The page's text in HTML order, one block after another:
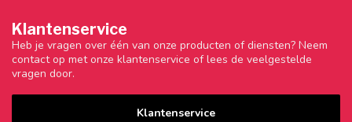
Klantenservice
Heb je vragen over één van onze producten of diensten? Neem
contact op met onze klantenservice of lees de veelgestelde
vragen door.
Klantenservice